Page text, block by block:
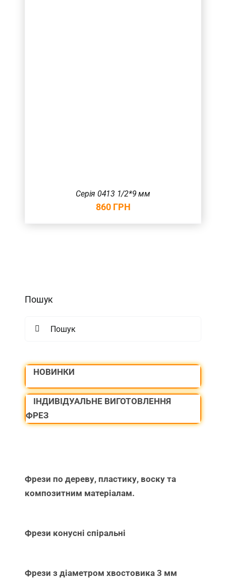
Серія 0413 1/2*9 мм
860 ГРН
Пошук
НОВИНКИ
ІНДИВІДУАЛЬНЕ ВИГОТОВЛЕННЯ
ФРЕЗ
Фрези по дереву, пластику, воску та
композитним матеріалам.
Фрези конусні спіральні
Фрези з діаметром хвостовика 3 мм